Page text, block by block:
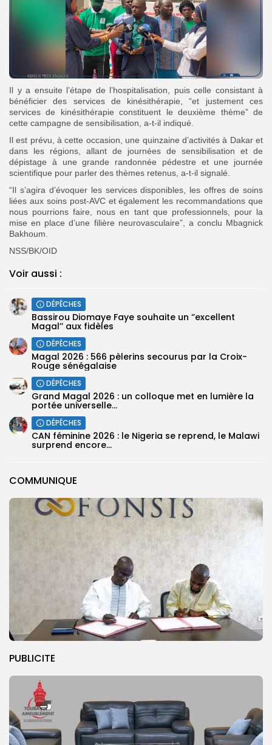
COMMUNIQUE
PUBLICITE
Il y a ensuite l’étape de l’hospitalisation, puis celle consistant à
bénéficier des services de kinésithérapie, “et justement ces
services de kinésithérapie constituent le deuxième thème” de
cette campagne de sensibilisation, a-t-il indiqué.
Il est prévu, à cette occasion, une quinzaine d’activités à Dakar et
dans les régions, allant de journées de sensibilisation et de
dépistage à une grande randonnée pédestre et une journée
scientifique pour parler des thèmes retenus, a-t-il signalé.
“Il s’agira d’évoquer les services disponibles, les offres de soins
liées aux soins post-AVC et également les recommandations que
nous pourrions faire, nous en tant que professionnels, pour la
mise en place d’une filière neurovasculaire”, a conclu Mbagnick
Bakhoum.
NSS/BK/OID
Voir aussi :
DÉPÊCHES
Bassirou Diomaye Faye souhaite un ‘’excellent
Magal’’ aux fidèles
DÉPÊCHES
Magal 2026 : 566 pèlerins secourus par la Croix-
Rouge sénégalaise
DÉPÊCHES
Grand Magal 2026 : un colloque met en lumière la
portée universelle...
DÉPÊCHES
‎CAN féminine 2026 : le Nigeria se reprend, le Malawi
surprend encore...